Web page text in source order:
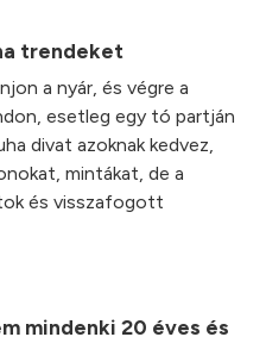
trendeket
a nyár, és végre a
esetleg egy tó partján
divat azoknak kedvez,
mintákat, de a
és visszafogott
mindenki 20 éves és